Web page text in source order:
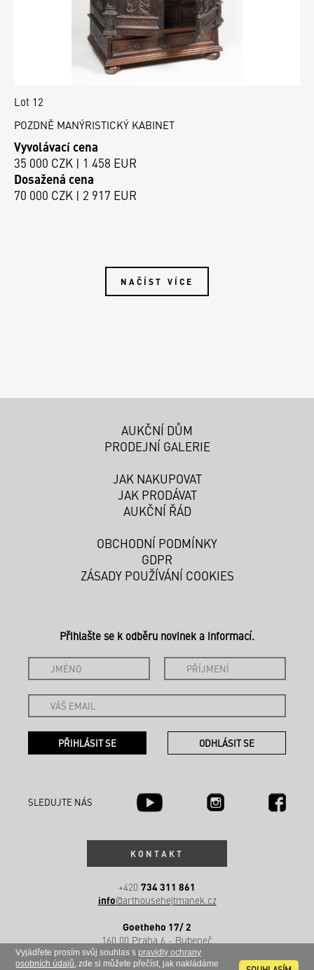
Vyjádřete prosím svůj souhlas spravidly ochrany
osobních údajů, zde si můžete přečíst, jak nakládáme
Lot 12
POZDNĚ MANÝRISTICKÝ KABINET
Vyvolávací cena
35 000 CZK | 1 458 EUR
Dosažená cena
70 000 CZK | 2 917 EUR
NAČÍST VÍCE
AUKČNÍ DŮM
PRODEJNÍ GALERIE
JAK NAKUPOVAT
JAK PRODÁVAT
AUKČNÍ ŘÁD
OBCHODNÍ PODMÍNKY
GDPR
ZÁSADY POUŽÍVÁNÍ COOKIES
Přihlašte se k odběru novinek a informací.
SLEDUJTE NÁS
KONTAKT
+420 734 311 861
info@arthousehejtmanek.cz
Goetheho 17/ 2
160 00 Praha 6 - Bubeneč
Česká republika